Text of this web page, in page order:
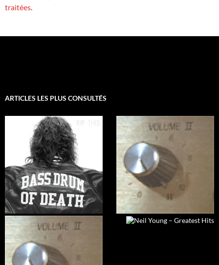
traitées.
ARTICLES LES PLUS CONSULTÉS